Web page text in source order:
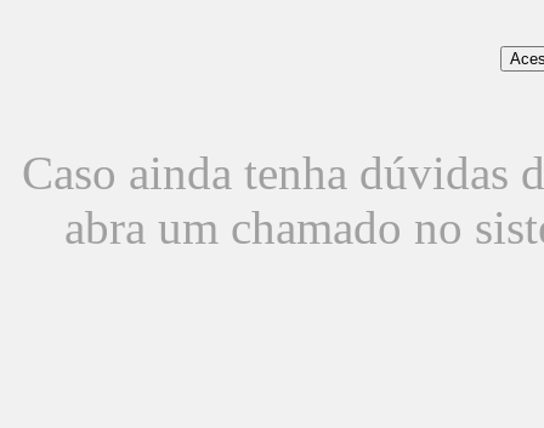
Caso ainda tenha dúvidas
abra um chamado no